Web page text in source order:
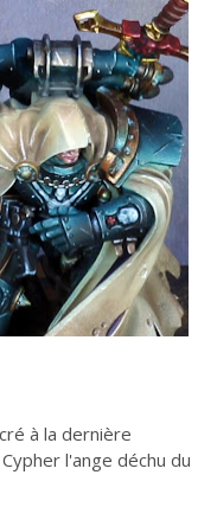
à la dernière
l'ange déchu du